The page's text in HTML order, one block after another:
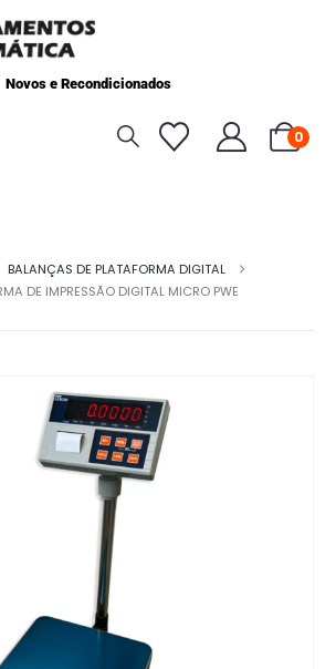
Novos e Recondicionados
0
BALANÇAS DE PLATAFORMA DIGITAL
DE IMPRESSÃO DIGITAL MICRO PWE